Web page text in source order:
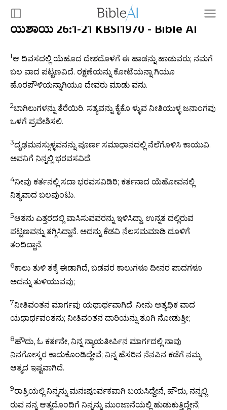
ಯೆಶಾಯ 26:1-21 KBSI1970 - Bible AI
1ಆ ದಿವಸದಲ್ಲಿ ಯೆಹೂದ ದೇಶದೊಳಗೆ ಈ ಹಾಡನ್ನು ಹಾಡುವರು; ನಮಗೆ
ಬಲ ವಾದ ಪಟ್ಟಣವಿದೆ. ರಕ್ಷಣೆಯನ್ನು ಕೋಟೆಯನ್ನಾ ಗಿಯೂ
ಹೊರಪೌಳಿಯನ್ನಾಗಿಯೂ ದೇವರು ಮಾಡು ವನು.
2ಬಾಗಿಲುಗಳನ್ನು ತೆರೆಯಿರಿ. ಸತ್ಯವನ್ನು ಕೈಕೊ ಳ್ಳುವ ನೀತಿಯುಳ್ಳ ಜನಾಂಗವು
ಒಳಗೆ ಪ್ರವೇಶಿಸಲಿ.
3ದೃಢಮನಸ್ಸುಳ್ಳವನನ್ನು ಪೂರ್ಣ ಸಮಾಧಾನದಲ್ಲಿ ನೆಲೆಗೊಳಿಸಿ ಕಾಯುವಿ.
ಅವನಿಗೆ ನಿನ್ನಲ್ಲಿ ಭರವಸವಿದೆ.
4ನೀವು ಕರ್ತನಲ್ಲಿ ಸದಾ ಭರವಸವಿಡಿರಿ; ಕರ್ತನಾದ ಯೆಹೋವನಲ್ಲಿ
ನಿತ್ಯವಾದ ಬಲವುಂಟು.
5ಆತನು ಎತ್ತರದಲ್ಲಿ ವಾಸಿಸುವವರನ್ನು ಇಳಿಸಿದ್ದಾ. ಉನ್ನತ ದಲ್ಲಿರುವ
ಪಟ್ಟಣವನ್ನು ತಗ್ಗಿಸಿದ್ದಾನೆ. ಅದನ್ನು ಕೆಡವಿ ನೆಲಸಮಮಾಡಿ ದೂಳಿಗೆ
ತಂದಿದ್ದಾನೆ.
6ಕಾಲು ತುಳಿ ತಕ್ಕೆ ಈಡಾಗಿದೆ, ಬಡವರ ಕಾಲುಗಳೂ ದೀನರ ಪಾದಗಳೂ
ಅದನ್ನು ತುಳಿಯುವವು;
7ನೀತಿವಂತನ ಮಾರ್ಗವು ಯಥಾರ್ಥವಾಗಿದೆ. ನೀನು ಅತ್ಯಧಿಕ ವಾದ
ಯಥಾರ್ಥವಂತನು; ನೀತಿವಂತನ ದಾರಿಯನ್ನು ತೂಗಿ ನೋಡುತ್ತೀ;
8ಹೌದು, ಓ ಕರ್ತನೇ, ನಿನ್ನ ನ್ಯಾಯತೀರ್ಪಿನ ಮಾರ್ಗದಲ್ಲಿ ನಾವು
ನಿನಗೋಸ್ಕರ ಕಾದುಕೊಂಡಿದ್ದೇವೆ; ನಿನ್ನ ಹೆಸರಿನ ನೆನಪಿನ ಕಡೆಗೆ ನಮ್ಮ
ಆತ್ಮದ ಇಷ್ಟವಾಗಿದೆ.
9ರಾತ್ರಿಯಲ್ಲಿ ನಿನ್ನನ್ನು ಮನಃಪೂರ್ವಕವಾಗಿ ಬಯಸಿದ್ದೇನೆ, ಹೌದು, ನನ್ನಲ್ಲಿ
ರುವ ನನ್ನ ಆತ್ಮದೊಂದಿಗೆ ನಿನ್ನನ್ನು ಮುಂಜಾನೆಯಲ್ಲಿ ಹುಡುಕುತ್ತಿದ್ದೇನೆ;